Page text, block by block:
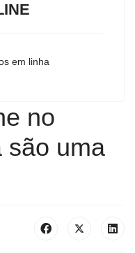
em linha
no
são uma